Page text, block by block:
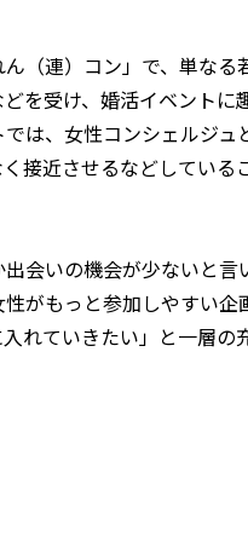
（連）コン」で、単なる
を受け、婚活イベントに
は、女性コンシェルジュ
接近させるなどしている
会いの機会が少ないと言
がもっと参加しやすい企
れていきたい」と一層の